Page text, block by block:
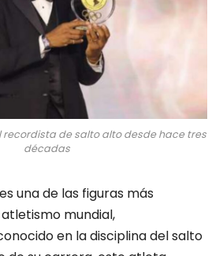
recordista de salto alto desde hace tres
décadas
una de las figuras más
mundial,
en la disciplina del salto